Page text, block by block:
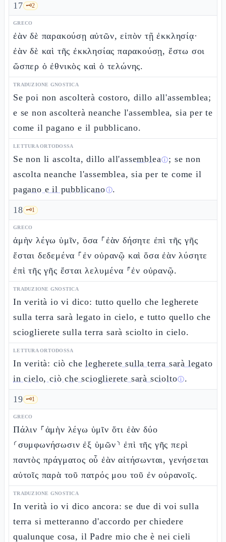
17 🗝️2
GRECO
ἐὰν δὲ παρακούσῃ αὐτῶν, εἰπὸν τῇ ἐκκλησίᾳ·
ἐὰν δὲ καὶ τῆς ἐκκλησίας παρακούσῃ, ἔστω σοι
ὥσπερ ὁ ἐθνικὸς καὶ ὁ τελώνης.
TRADUZIONE GNOSTICA
Se poi non ascolterà costoro, dillo all'assemblea;
e se non ascolterà neanche l'assemblea, sia per te
come il pagano e il pubblicano.
LETTURA ORTODOSSA
Se non li ascolta, dillo all'assembleaⓘ; se non
ascolta neanche l'assemblea, sia per te come il
pagano e il pubblicanoⓘ.
18 🗝️1
GRECO
ἀμὴν λέγω ὑμῖν, ὅσα ⸀ἐὰν δήσητε ἐπὶ τῆς γῆς
ἔσται δεδεμένα ⸀ἐν οὐρανῷ καὶ ὅσα ἐὰν λύσητε
ἐπὶ τῆς γῆς ἔσται λελυμένα ⸁ἐν οὐρανῷ.
TRADUZIONE GNOSTICA
In verità io vi dico: tutto quello che legherete
sulla terra sarà legato in cielo, e tutto quello che
scioglierete sulla terra sarà sciolto in cielo.
LETTURA ORTODOSSA
In verità: ciò chelegherete sulla terra sarà legato
in cielo, ciò che scioglierete sarà scioltoⓘ.
19 🗝️1
GRECO
Πάλιν ⸀ἀμὴν λέγω ὑμῖν ὅτι ἐὰν δύο
⸂συμφωνήσωσιν ἐξ ὑμῶν⸃ ἐπὶ τῆς γῆς περὶ
παντὸς πράγματος οὗ ἐὰν αἰτήσωνται, γενήσεται
αὐτοῖς παρὰ τοῦ πατρός μου τοῦ ἐν οὐρανοῖς.
TRADUZIONE GNOSTICA
In verità io vi dico ancora: se due di voi sulla
terra si metteranno d'accordo per chiedere
qualunque cosa, il Padre mio che è nei cieli